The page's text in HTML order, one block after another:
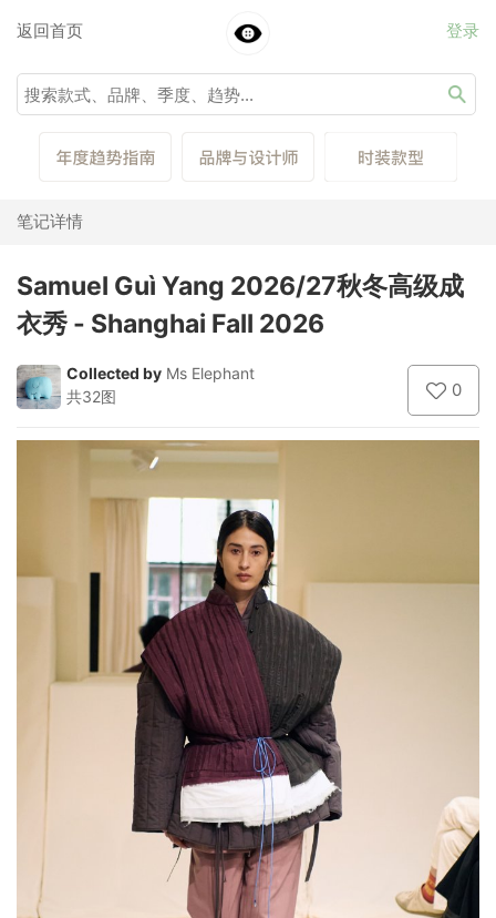
返回首页 登录
笔记详情
Samuel Guì Yang 2026/27秋冬高级成
衣秀 - Shanghai Fall 2026
Collected by Ms Elephant
共32图
0